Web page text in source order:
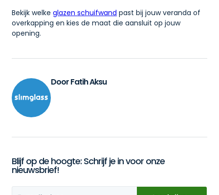
Bekijk welke glazen schuifwand past bij jouw veranda of
overkapping en kies de maat die aansluit op jouw
opening.
Door Fatih Aksu
Blijf op de hoogte: Schrijf je in voor onze
nieuwsbrief!